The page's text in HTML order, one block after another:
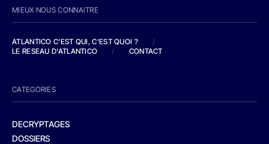
MIEUX NOUS CONNAITRE
ATLANTICO C'EST QUI, C'EST QUOI ?
/
LE RESEAU D'ATLANTICO
/ CONTACT
CATEGORIES
DECRYPTAGES
DOSSIERS